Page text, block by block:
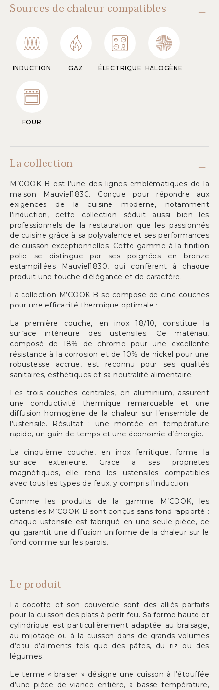
Sources de chaleur compatibles
INDUCTION GAZ ÉLECTRIQUE HALOGÈNE
FOUR
La collection
M’COOK B est l’une des lignes emblématiques de la
maison Mauviel1830. Conçue pour répondre aux
exigences de la cuisine moderne, notamment
l’induction, cette collection séduit aussi bien les
professionnels de la restauration que les passionnés
de cuisine grâce à sa polyvalence et ses performances
de cuisson exceptionnelles. Cette gamme à la finition
polie se distingue par ses poignées en bronze
estampillées Mauviel1830, qui confèrent à chaque
produit une touche d’élégance et de caractère.
La collection M’COOK B se compose de cinq couches
pour une efficacité thermique optimale :
La première couche, en inox 18/10, constitue la
surface intérieure des ustensiles. Ce matériau,
composé de 18% de chrome pour une excellente
résistance à la corrosion et de 10% de nickel pour une
robustesse accrue, est reconnu pour ses qualités
sanitaires, esthétiques et sa neutralité alimentaire.
Les trois couches centrales, en aluminium, assurent
une conductivité thermique remarquable et une
diffusion homogène de la chaleur sur l’ensemble de
l’ustensile. Résultat : une montée en température
rapide, un gain de temps et une économie d’énergie.
La cinquième couche, en inox ferritique, forme la
surface extérieure. Grâce à ses propriétés
magnétiques, elle rend les ustensiles compatibles
avec tous les types de feux, y compris l’induction.
Comme les produits de la gamme M’COOK, les
ustensiles M’COOK B sont conçus sans fond rapporté :
chaque ustensile est fabriqué en une seule pièce, ce
qui garantit une diffusion uniforme de la chaleur sur le
fond comme sur les parois.
Le produit
La cocotte et son couvercle sont des alliés parfaits
pour la cuisson des plats à petit feu. Sa forme haute et
cylindrique est particulièrement adaptée au braisage,
au mijotage ou à la cuisson dans de grands volumes
d’eau d’aliments tels que des pâtes, du riz ou des
légumes.
Le terme « braiser » désigne une cuisson à l’étouffée
d’une pièce de viande entière, à basse température,